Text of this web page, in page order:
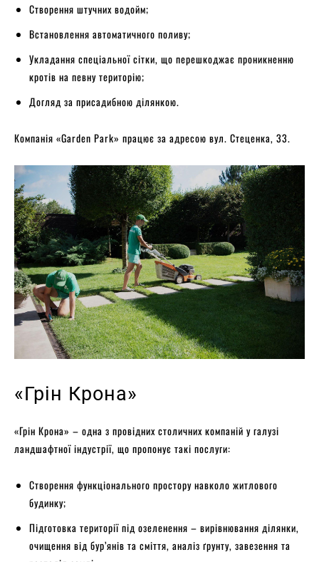
Створення штучних водойм;
Встановлення автоматичного поливу;
Укладання спеціальної сітки, що перешкоджає проникненню
кротів на певну територію;
Догляд за присадибною ділянкою.
Компанія «Garden Park» працює за адресою вул. Стеценка, 33.
«Грін Крона»
«Грін Крона» – одна з провідних столичних компаній у галузі
ландшафтної індустрії, що пропонує такі послуги:
Створення функціонального простору навколо житлового
будинку;
Підготовка території під озеленення – вирівнювання ділянки,
очищення від бур’янів та сміття, аналіз ґрунту, завезення та